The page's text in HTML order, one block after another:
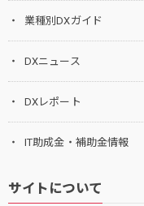
業種別DXガイド
DXニュース
DXレポート
IT助成金・補助金情報
サイトについて